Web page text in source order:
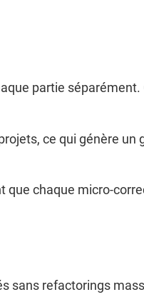
partie séparément.
ce qui génère un
que chaque micro-
sans refactorings